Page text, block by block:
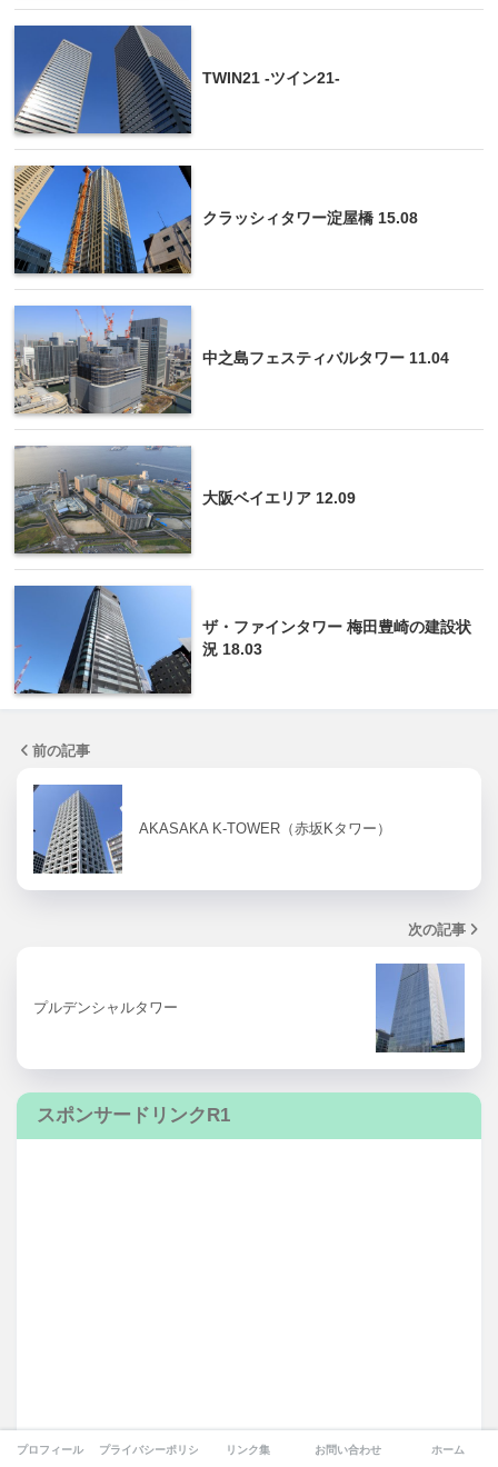
TWIN21 -ツイン21-
クラッシィタワー淀屋橋 15.08
中之島フェスティバルタワー 11.04
大阪ベイエリア 12.09
ザ・ファインタワー 梅田豊崎の建設状
況 18.03
前の記事
AKASAKA K-TOWER（赤坂Kタワー）
次の記事
プルデンシャルタワー
スポンサードリンクR1
プロフィール プライバシーポリシー リンク集 お問い合わせ ホーム